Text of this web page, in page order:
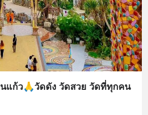
แก้ว🙏วัดดัง วัดสวย วัดที่ทุกคน